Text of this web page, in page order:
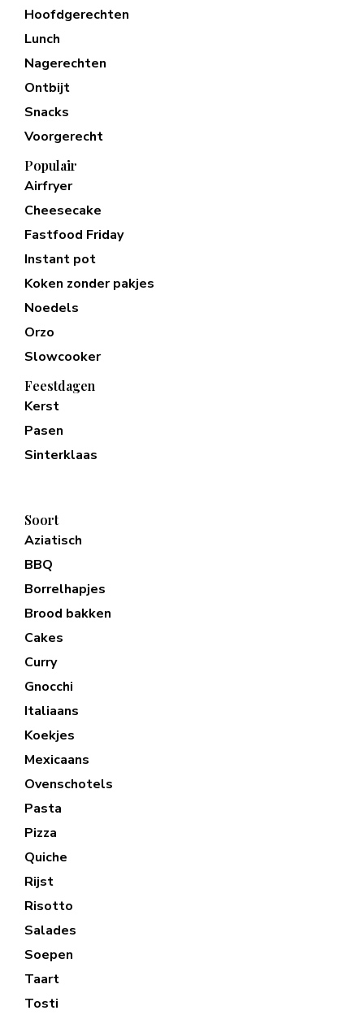
Hoofdgerechten
Lunch
Nagerechten
Ontbijt
Snacks
Voorgerecht
Populair
Airfryer
Cheesecake
Fastfood Friday
Instant pot
Koken zonder pakjes
Noedels
Orzo
Slowcooker
Feestdagen
Kerst
Pasen
Sinterklaas
Soort
Aziatisch
BBQ
Borrelhapjes
Brood bakken
Cakes
Curry
Gnocchi
Italiaans
Koekjes
Mexicaans
Ovenschotels
Pasta
Pizza
Quiche
Rijst
Risotto
Salades
Soepen
Taart
Tosti